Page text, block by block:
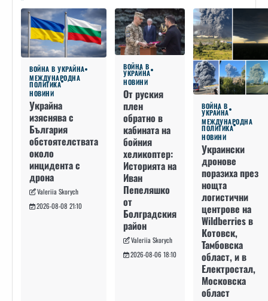
ВОЙНА В УКРАЙНА
МЕЖДУНАРОДНА
ПОЛИТИКА
НОВИНИ
Украйна
изяснява с
България
обстоятелствата
около
инцидента с
дрона
Valeriia Skorych
2026-08-08 21:10
ВОЙНА В
УКРАЙНА
НОВИНИ
От руския
плен
обратно в
кабината на
бойния
хеликоптер:
Историята на
Иван
Пепеляшко
от
Болградския
район
Valeriia Skorych
2026-08-06 18:10
ВОЙНА В
УКРАЙНА
МЕЖДУНАРОДНА
ПОЛИТИКА
НОВИНИ
Украински
дронове
поразиха през
нощта
логистични
центрове на
Wildberries в
Котовск,
Тамбовска
област, и в
Електростал,
Московска
област